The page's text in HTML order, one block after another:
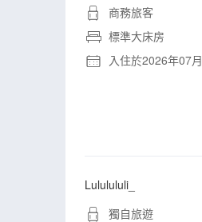
商務旅客
標準大床房
入住於2026年07月
Lululululi_
獨自旅遊